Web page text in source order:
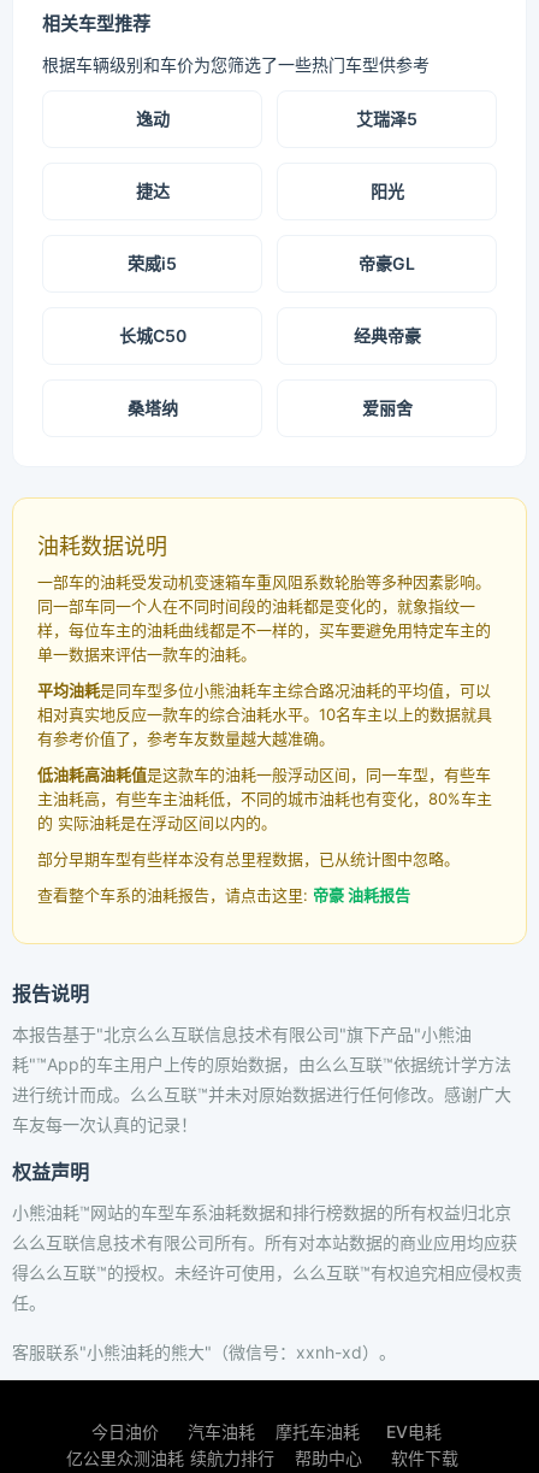
相关车型推荐
根据车辆级别和车价为您筛选了一些热门车型供参考
逸动 艾瑞泽5
捷达 阳光
荣威i5 帝豪GL
长城C50 经典帝豪
桑塔纳 爱丽舍
油耗数据说明
一部车的油耗受发动机变速箱车重风阻系数轮胎等多种因素影响。
同一部车同一个人在不同时间段的油耗都是变化的，就象指纹一
样，每位车主的油耗曲线都是不一样的，买车要避免用特定车主的
单一数据来评估一款车的油耗。
平均油耗是同车型多位小熊油耗车主综合路况油耗的平均值，可以
相对真实地反应一款车的综合油耗水平。10名车主以上的数据就具
有参考价值了，参考车友数量越大越准确。
低油耗高油耗值是这款车的油耗一般浮动区间，同一车型，有些车
主油耗高，有些车主油耗低，不同的城市油耗也有变化，80%车主
的 实际油耗是在浮动区间以内的。
部分早期车型有些样本没有总里程数据，已从统计图中忽略。
查看整个车系的油耗报告，请点击这里: 帝豪 油耗报告
报告说明
本报告基于"北京么么互联信息技术有限公司"旗下产品"小熊油
耗"™App的车主用户上传的原始数据，由么么互联™依据统计学方法
进行统计而成。么么互联™并未对原始数据进行任何修改。感谢广大
车友每一次认真的记录！
权益声明
小熊油耗™网站的车型车系油耗数据和排行榜数据的所有权益归北京
么么互联信息技术有限公司所有。所有对本站数据的商业应用均应获
得么么互联™的授权。未经许可使用，么么互联™有权追究相应侵权责
任。
客服联系"小熊油耗的熊大"（微信号：xxnh-xd）。
今日油价 汽车油耗 摩托车油耗
EV电耗
亿公里众测油耗 续航力排行 帮助中心 软件下载